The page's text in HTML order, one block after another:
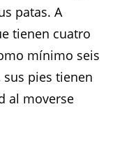
patas. A
tienen cuatro
mínimo seis
sus pies tienen
al moverse